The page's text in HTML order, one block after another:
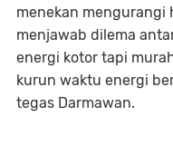
menekan mengurangi
menjawab dilema
energi kotor tapi
kurun waktu energi
tegas Darmawan.